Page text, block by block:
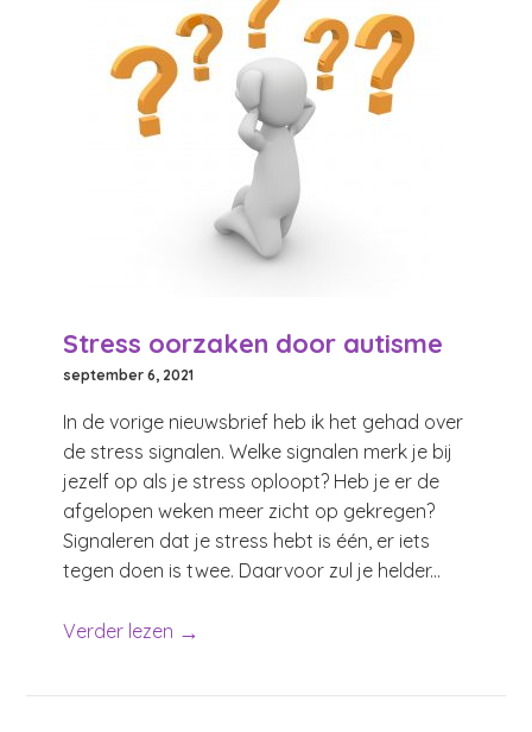
Stress oorzaken door autisme
september 6, 2021
In de vorige nieuwsbrief heb ik het gehad over
de stress signalen. Welke signalen merk je bij
jezelf op als je stress oploopt? Heb je er de
afgelopen weken meer zicht op gekregen?
Signaleren dat je stress hebt is één, er iets
tegen doen is twee. Daarvoor zul je helder...
Verder lezen →